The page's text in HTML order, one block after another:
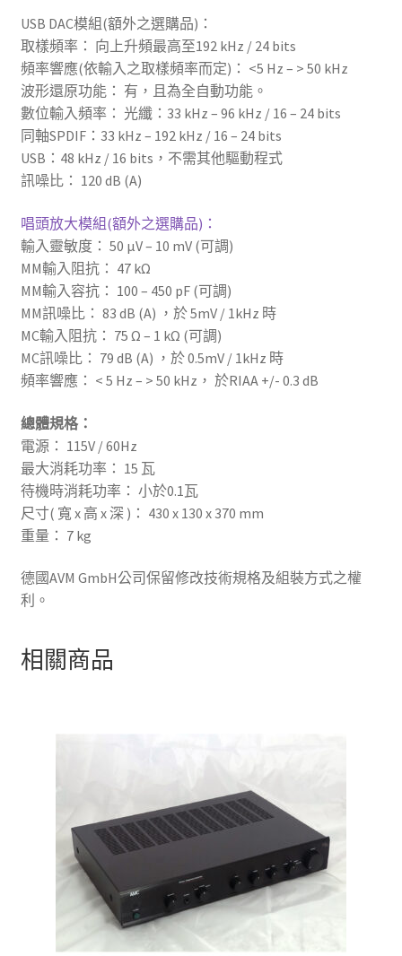
USB DAC模組(額外之選購品)：
取樣頻率： 向上升頻最高至192 kHz / 24 bits
頻率響應(依輸入之取樣頻率而定)： <5 Hz – > 50 kHz
波形還原功能： 有，且為全自動功能。
數位輸入頻率： 光纖：33 kHz – 96 kHz / 16 – 24 bits
同軸SPDIF：33 kHz – 192 kHz / 16 – 24 bits
USB：48 kHz / 16 bits，不需其他驅動程式
訊噪比： 120 dB (A)
唱頭放大模組(額外之選購品)：
輸入靈敏度： 50 μV – 10 mV (可調)
MM輸入阻抗： 47 kΩ
MM輸入容抗： 100 – 450 pF (可調)
MM訊噪比： 83 dB (A) ，於 5mV / 1kHz 時
MC輸入阻抗： 75 Ω – 1 kΩ (可調)
MC訊噪比： 79 dB (A) ，於 0.5mV / 1kHz 時
頻率響應： < 5 Hz – > 50 kHz， 於RIAA +/- 0.3 dB
總體規格：
電源： 115V / 60Hz
最大消耗功率： 15 瓦
待機時消耗功率： 小於0.1瓦
尺寸( 寬 x 高 x 深 )： 430 x 130 x 370 mm
重量： 7 kg
德國AVM GmbH公司保留修改技術規格及組裝方式之權
利。
相關商品